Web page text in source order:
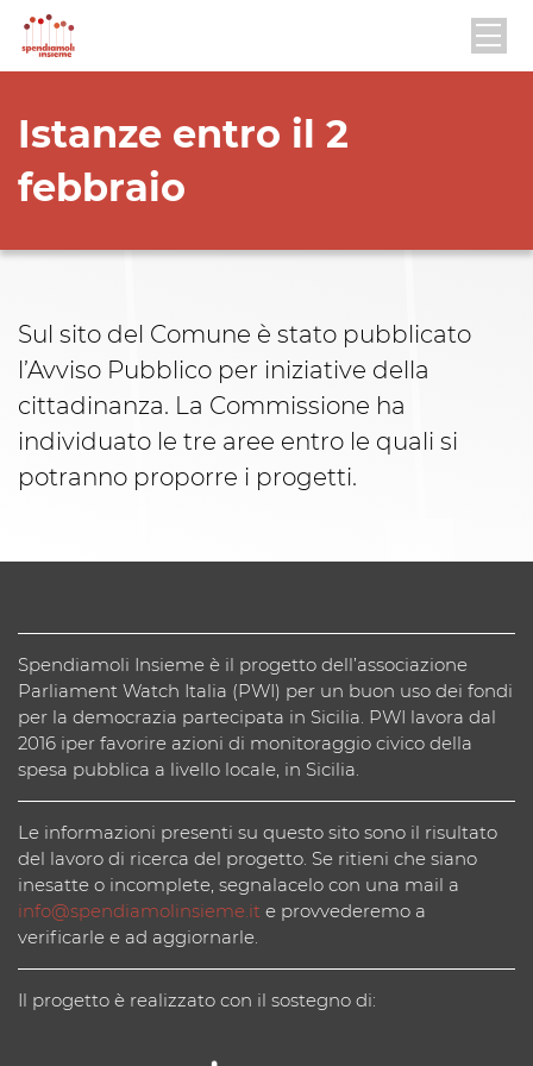
Istanze entro il 2
febbraio
Sul sito del Comune è stato pubblicato
l’Avviso Pubblico per iniziative della
cittadinanza. La Commissione ha
individuato le tre aree entro le quali si
potranno proporre i progetti.
Spendiamoli Insieme è il progetto dell’associazione
Parliament Watch Italia (PWI) per un buon uso dei fondi
per la democrazia partecipata in Sicilia. PWI lavora dal
2016 iper favorire azioni di monitoraggio civico della
spesa pubblica a livello locale, in Sicilia.
Le informazioni presenti su questo sito sono il risultato
del lavoro di ricerca del progetto. Se ritieni che siano
inesatte o incomplete, segnalacelo con una mail a
info@spendiamolinsieme.it e provvederemo a
verificarle e ad aggiornarle.
Il progetto è realizzato con il sostegno di: